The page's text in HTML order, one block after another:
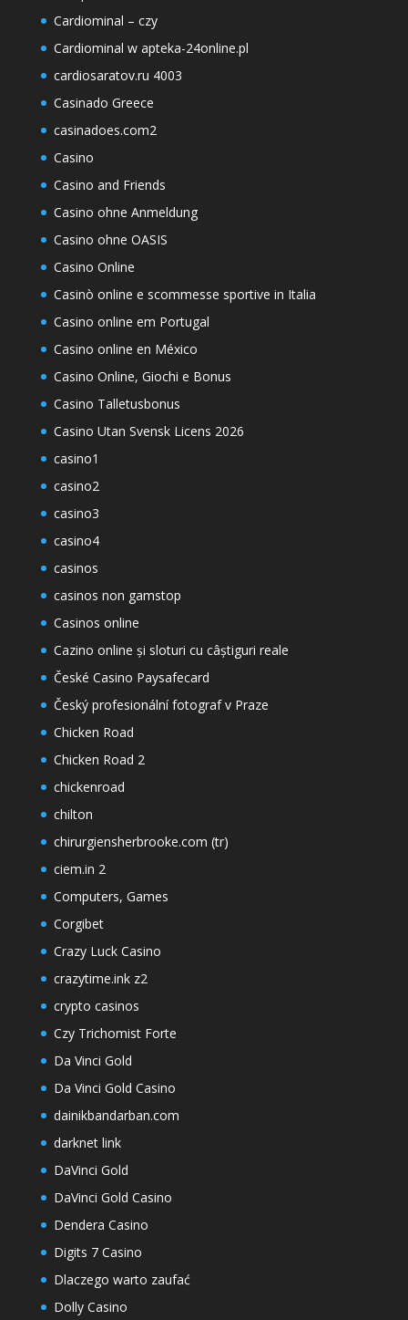
Cardiominal – czy
Cardiominal w apteka-24online.pl
cardiosaratov.ru 4003
Casinado Greece
casinadoes.com2
Casino
Casino and Friends
Casino ohne Anmeldung
Casino ohne OASIS
Casino Online
Casinò online e scommesse sportive in Italia
Casino online em Portugal
Casino online en México
Casino Online, Giochi e Bonus
Casino Talletusbonus
Casino Utan Svensk Licens 2026
casino1
casino2
casino3
casino4
casinos
casinos non gamstop
Casinos online
Cazino online și sloturi cu câștiguri reale
České Casino Paysafecard
Český profesionální fotograf v Praze
Chicken Road
Chicken Road 2
chickenroad
chilton
chirurgiensherbrooke.com (tr)
ciem.in 2
Computers, Games
Corgibet
Crazy Luck Casino
crazytime.ink z2
crypto casinos
Czy Trichomist Forte
Da Vinci Gold
Da Vinci Gold Casino
dainikbandarban.com
darknet link
DaVinci Gold
DaVinci Gold Casino
Dendera Casino
Digits 7 Casino
Dlaczego warto zaufać
Dolly Casino